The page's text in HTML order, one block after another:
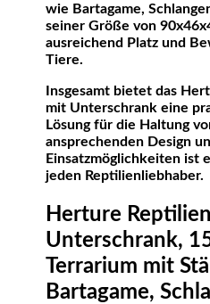
wie Bartagame,
seiner Größe von
ausreichend Platz und
Tiere.
Insgesamt bietet das
mit Unterschrank eine
Lösung für die Haltung
ansprechenden Design
Einsatzmöglichkeiten ist
jeden Reptilienliebhaber.
Herture
Unterschrank,
Terrarium mit
Bartagame,